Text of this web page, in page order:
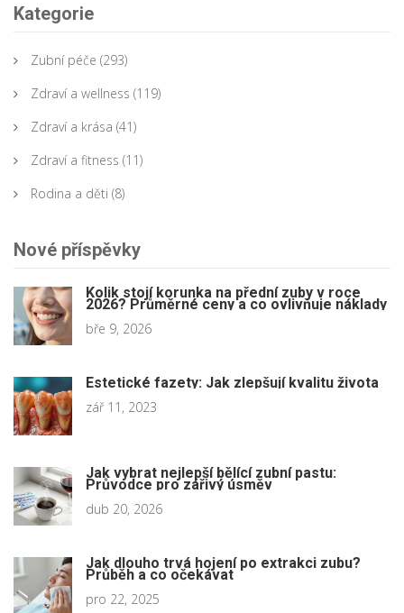
Kategorie
Zubní péče (293)
Zdraví a wellness (119)
Zdraví a krása (41)
Zdraví a fitness (11)
Rodina a děti (8)
Nové příspěvky
Kolik stojí korunka na přední zuby v roce
2026? Průměrné ceny a co ovlivňuje náklady
bře 9, 2026
Estetické fazety: Jak zlepšují kvalitu života
zář 11, 2023
Jak vybrat nejlepší bělící zubní pastu:
Průvodce pro zářivý úsměv
dub 20, 2026
Jak dlouho trvá hojení po extrakci zubu?
Průběh a co očekávat
pro 22, 2025